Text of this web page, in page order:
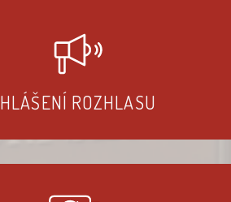
HLÁŠENÍ ROZHLASU